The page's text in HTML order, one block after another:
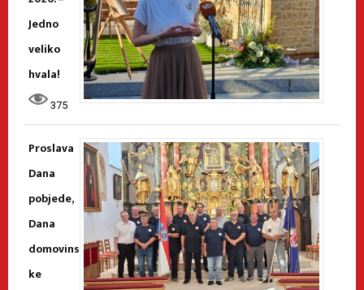
Jedno
veliko
hvala!
375
Proslava
Dana
pobjede,
Dana
domovins
ke